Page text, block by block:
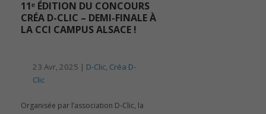
11ᵉ ÉDITION DU CONCOURS
CRÉA D-CLIC – DEMI-FINALE À
LA CCI CAMPUS ALSACE !
23 Avr, 2025 | D-Clic, Créa D-
Clic
Organisée par l’association D-Clic, la